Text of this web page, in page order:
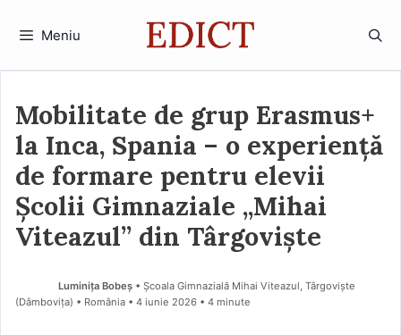
Meniu
Mobilitate de grup Erasmus+
la Inca, Spania – o experiență
de formare pentru elevii
Școlii Gimnaziale „Mihai
Viteazul” din Târgoviște
Luminița Bobeș • Școala Gimnazială Mihai Viteazul, Târgoviște
(Dâmboviţa) • România
4 iunie 2026 • 4 minute